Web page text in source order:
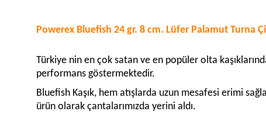
Powerex Bluefish 24 gr. 8 cm. Lüfer Palamut Turna
Türkiye nin en çok satan ve en popüler olta
performans göstermektedir.
Bluefish Kaşık, hem atışlarda uzun mesafesi erimi
ürün olarak çantalarımızda yerini aldı.